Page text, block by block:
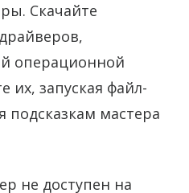
Скачайте
операционной
их, запуская файл-
подсказкам мастера
не доступен на